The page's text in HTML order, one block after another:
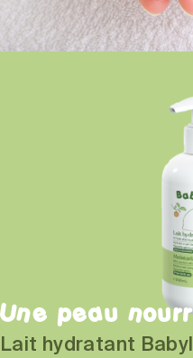
Une peau
Lait hydratant